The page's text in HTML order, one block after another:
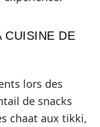
CUISINE DE
lors des
de snacks
chaat aux tikki,